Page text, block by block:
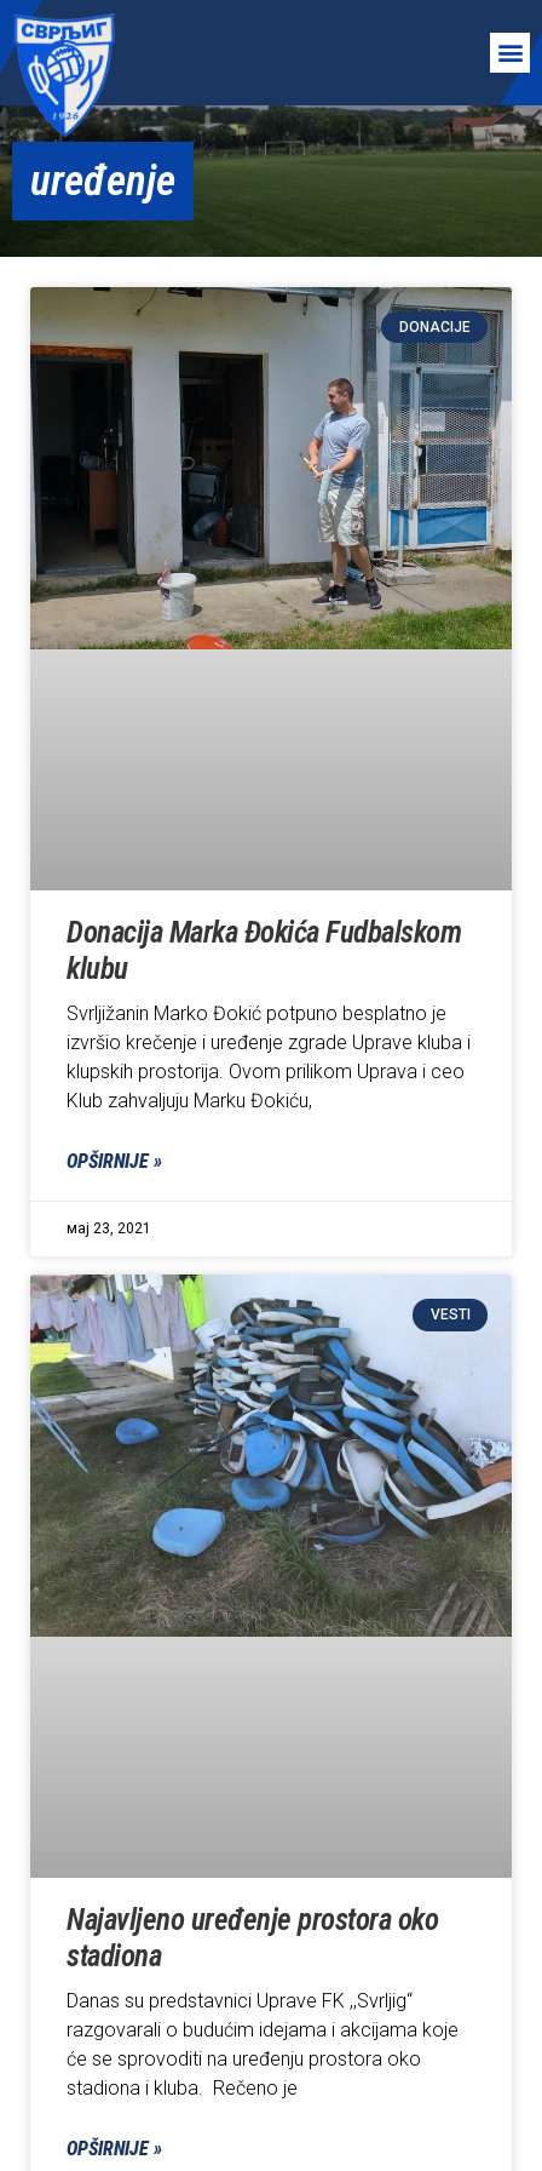
uređenje
DONACIJE
Donacija Marka Đokića Fudbalskom
klubu
Svrljižanin Marko Đokić potpuno besplatno je
izvršio krečenje i uređenje zgrade Uprave kluba i
klupskih prostorija. Ovom prilikom Uprava i ceo
Klub zahvaljuju Marku Đokiću,
OPŠIRNIJE »
мај 23, 2021
VESTI
Najavljeno uređenje prostora oko
stadiona
Danas su predstavnici Uprave FK ,,Svrljig“
razgovarali o budućim idejama i akcijama koje
će se sprovoditi na uređenju prostora oko
stadiona i kluba. Rečeno je
OPŠIRNIJE »